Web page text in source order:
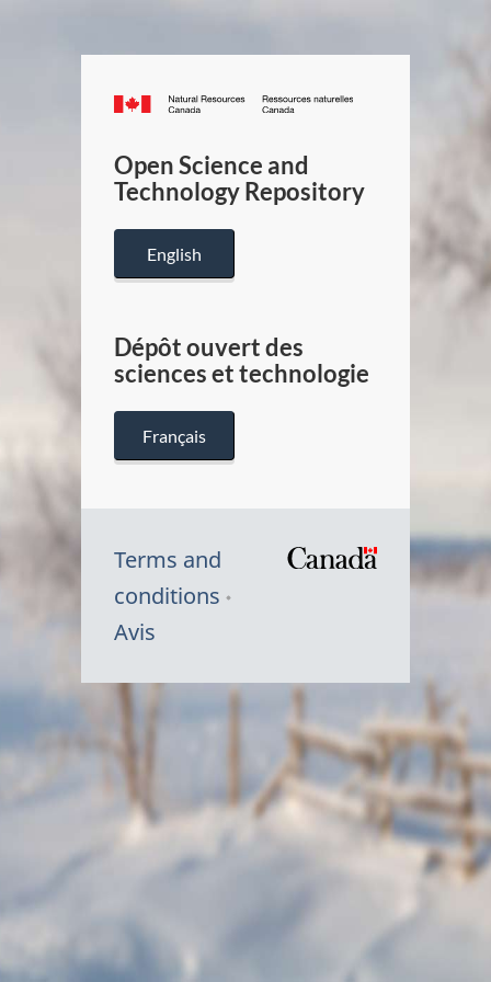
Canada.ca
/
Canada
Open Science and
Technology Repository
English
Dépôt ouvert des
sciences et technologie
Français
Terms and
conditions
Avis
Symbole
Canada